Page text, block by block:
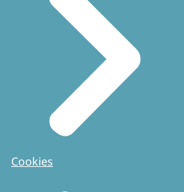
Cookies